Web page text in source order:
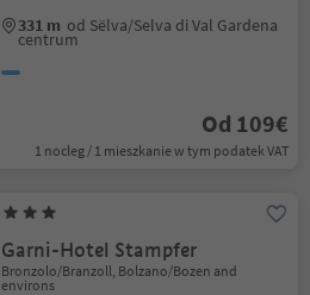
331 m od Sëlva/Selva di Val Gardena
centrum
Od 109€
1 nocleg / 1 mieszkanie w tym podatek VAT
Garni-Hotel Stampfer
Bronzolo/Branzoll, Bolzano/Bozen and
environs